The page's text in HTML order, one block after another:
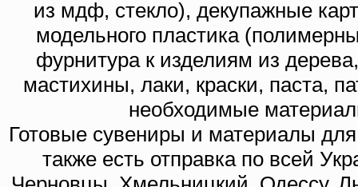
из мдф, стекло), декупажные
модельного пластика
фурнитура к изделиям из
мастихины, лаки, краски, паста,
необходимые
Готовые сувениры и материалы
также есть отправка по всей